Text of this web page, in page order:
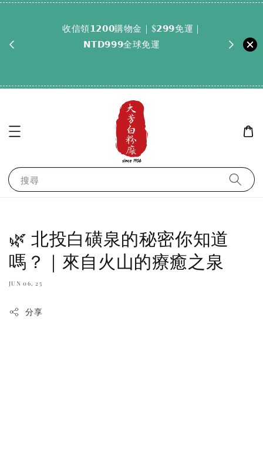
𝗡𝗧𝗗𝟵𝟵𝟵全球免運
搜尋
🌿 北投白磺泉的秘密你知道
嗎？｜來自火山的療癒之泉
JUN 06, 25
分享